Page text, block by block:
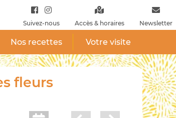
Suivez-nous Accès & horaires Newsletter
Nos recettes Votre visite
fleurs